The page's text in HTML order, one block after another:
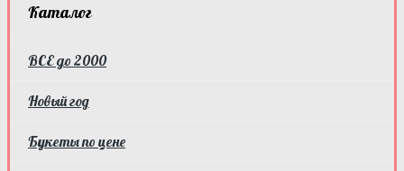
Каталог
ВСЕ до 2000
Новый год
Букеты по цене